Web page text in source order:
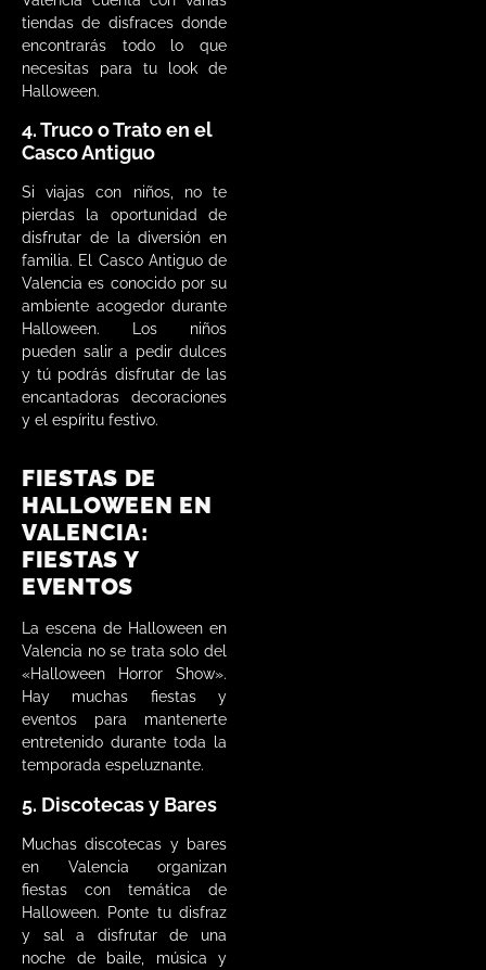
tiendas de disfraces donde
encontrarás todo lo que
necesitas para tu look de
Halloween.
4. Truco o Trato en el
Casco Antiguo
Si viajas con niños, no te
pierdas la oportunidad de
disfrutar de la diversión en
familia. El Casco Antiguo de
Valencia es conocido por su
ambiente acogedor durante
Halloween. Los niños
pueden salir a pedir dulces
y tú podrás disfrutar de las
encantadoras decoraciones
y el espíritu festivo.
FIESTAS DE
HALLOWEEN EN
VALENCIA:
FIESTAS Y
EVENTOS
La escena de Halloween en
Valencia no se trata solo del
«Halloween Horror Show».
Hay muchas fiestas y
eventos para mantenerte
entretenido durante toda la
temporada espeluznante.
5. Discotecas y Bares
Muchas discotecas y bares
en Valencia organizan
fiestas con temática de
Halloween. Ponte tu disfraz
y sal a disfrutar de una
noche de baile, música y